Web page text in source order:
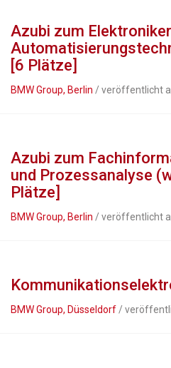
Azubi zum
[6 Plätze]
BMW Group, Berlin / veröffentlicht
Azubi zum
und Prozessanalyse
Plätze]
BMW Group, Berlin / veröffentlicht
BMW Group, Düsseldorf /